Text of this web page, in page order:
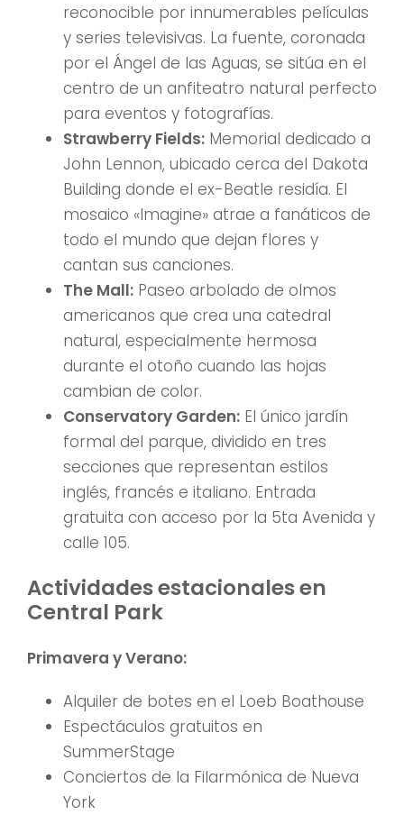
reconocible por innumerables películas
y series televisivas. La fuente, coronada
por el Ángel de las Aguas, se sitúa en el
centro de un anfiteatro natural perfecto
para eventos y fotografías.
Strawberry Fields: Memorial dedicado a
John Lennon, ubicado cerca del Dakota
Building donde el ex-Beatle residía. El
mosaico «Imagine» atrae a fanáticos de
todo el mundo que dejan flores y
cantan sus canciones.
The Mall: Paseo arbolado de olmos
americanos que crea una catedral
natural, especialmente hermosa
durante el otoño cuando las hojas
cambian de color.
Conservatory Garden: El único jardín
formal del parque, dividido en tres
secciones que representan estilos
inglés, francés e italiano. Entrada
gratuita con acceso por la 5ta Avenida y
calle 105.
Actividades estacionales en
Central Park
Primavera y Verano:
Alquiler de botes en el Loeb Boathouse
Espectáculos gratuitos en
SummerStage
Conciertos de la Filarmónica de Nueva
York